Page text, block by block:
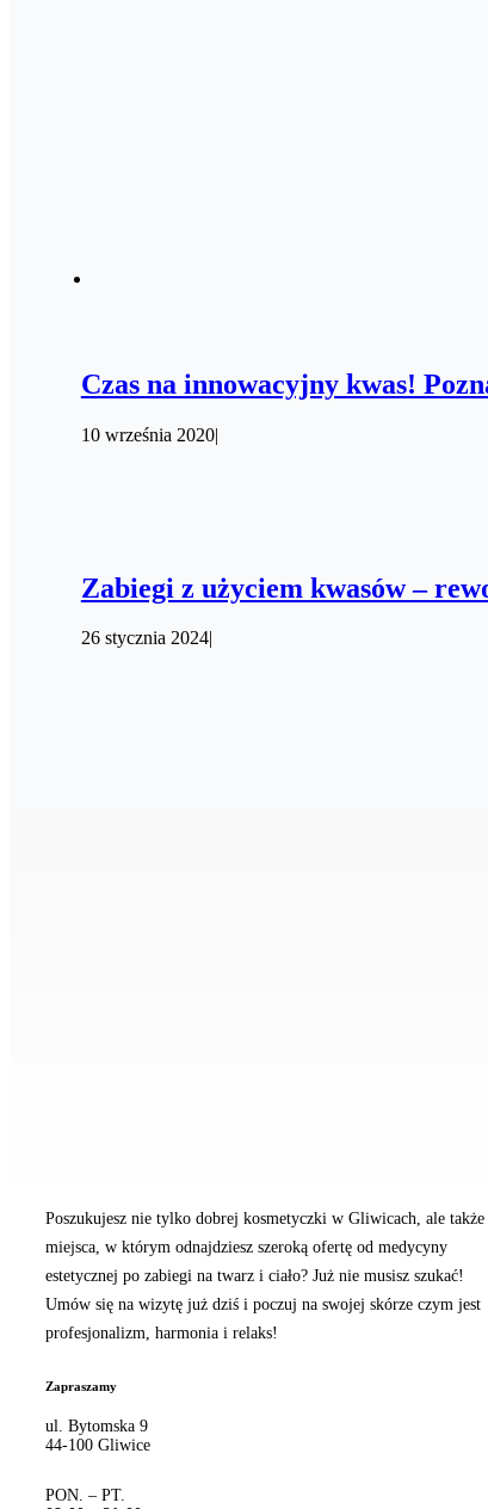
Czas na innowacyjny kwas!
10 września 2020|
Zabiegi z użyciem kwasów –
26 stycznia 2024|
Poszukujesz nie tylko dobrej kosmetyczki w Gliwicach, ale także
miejsca, w którym odnajdziesz szeroką ofertę od medycyny
estetycznej po zabiegi na twarz i ciało? Już nie musisz szukać!
Umów się na wizytę już dziś i poczuj na swojej skórze czym jest
profesjonalizm, harmonia i relaks!
Zapraszamy
ul. Bytomska 9
44-100 Gliwice
PON. – PT.